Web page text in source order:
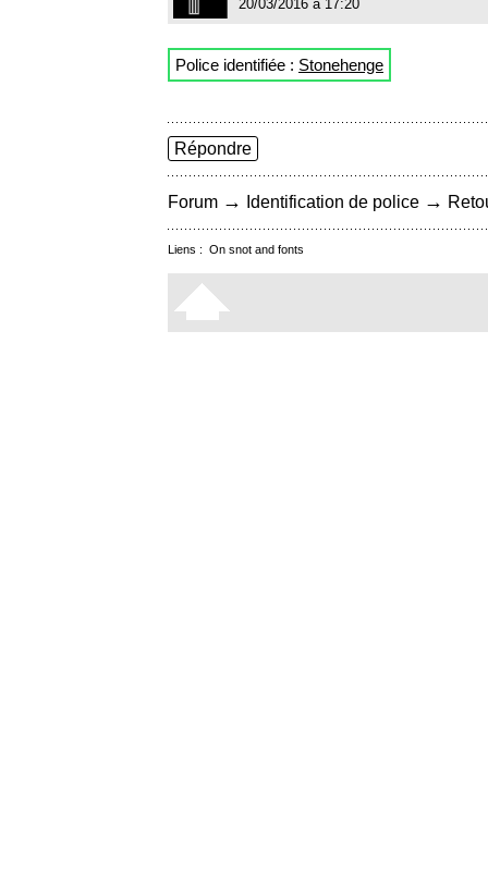
20/03/2016 à 17:20
Police identifiée : Stonehenge
Répondre
Forum → Identification de police →
Liens : On snot and fonts